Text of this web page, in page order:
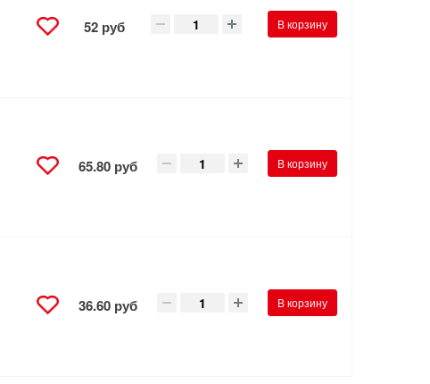
52 руб В корзину
65.80 руб В корзину
36.60 руб В корзину